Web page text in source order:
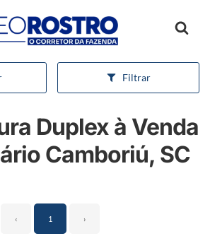
inicial
Filtrar
Duplex à Venda
Camboriú, SC
‹ 1 ›